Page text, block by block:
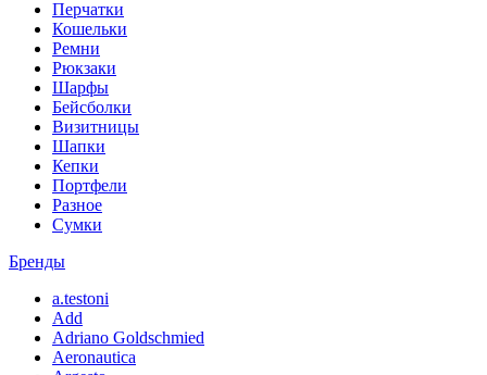
Перчатки
Кошельки
Ремни
Рюкзаки
Шарфы
Бейсболки
Визитницы
Шапки
Кепки
Портфели
Разное
Сумки
Бренды
a.testoni
Add
Adriano Goldschmied
Aeronautica